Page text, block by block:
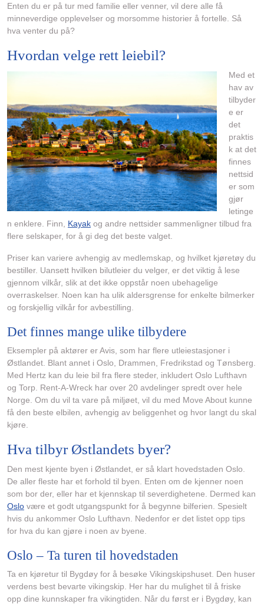
Enten du er på tur med familie eller venner, vil dere alle få
minneverdige opplevelser og morsomme historier å fortelle. Så
hva venter du på?
Hvordan velge rett leiebil?
Med et
hav av
tilbyder
e er
det
praktis
k at det
finnes
nettsid
er som
gjør
letinge
n enklere. Finn, Kayak og andre nettsider sammenligner tilbud fra
flere selskaper, for å gi deg det beste valget.
Priser kan variere avhengig av medlemskap, og hvilket kjøretøy du
bestiller. Uansett hvilken bilutleier du velger, er det viktig å lese
gjennom vilkår, slik at det ikke oppstår noen ubehagelige
overraskelser. Noen kan ha ulik aldersgrense for enkelte bilmerker
og forskjellig vilkår for avbestilling.
Det finnes mange ulike tilbydere
Eksempler på aktører er Avis, som har flere utleiestasjoner i
Østlandet. Blant annet i Oslo, Drammen, Fredrikstad og Tønsberg.
Med Hertz kan du leie bil fra flere steder, inkludert Oslo Lufthavn
og Torp. Rent-A-Wreck har over 20 avdelinger spredt over hele
Norge. Om du vil ta vare på miljøet, vil du med Move About kunne
få den beste elbilen, avhengig av beliggenhet og hvor langt du skal
kjøre.
Hva tilbyr Østlandets byer?
Den mest kjente byen i Østlandet, er så klart hovedstaden Oslo.
De aller fleste har et forhold til byen. Enten om de kjenner noen
som bor der, eller har et kjennskap til severdighetene. Dermed kan
Oslo være et godt utgangspunkt for å begynne bilferien. Spesielt
hvis du ankommer Oslo Lufthavn. Nedenfor er det listet opp tips
for hva du kan gjøre i noen av byene.
Oslo – Ta turen til hovedstaden
Ta en kjøretur til Bygdøy for å besøke Vikingskipshuset. Den huser
verdens best bevarte vikingskip. Her har du mulighet til å friske
opp dine kunnskaper fra vikingtiden. Når du først er i Bygdøy, kan